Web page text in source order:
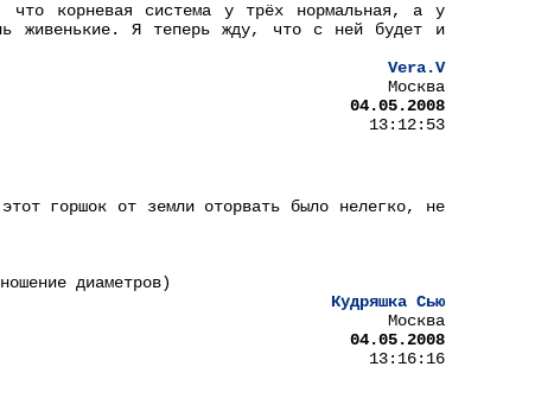
корневая система у трёх нормальная, а у
живенькие. Я теперь жду, что с ней будет и
Vera.V
Москва
04.05.2008
13:12:53
горшок от земли оторвать было нелегко, не
диаметров)
Кудряшка Сью
Москва
04.05.2008
13:16:16